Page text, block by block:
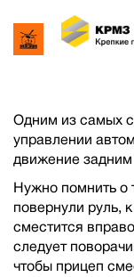
Одним из самых
управлении
движение
Нужно помнить о
повернули руль,
сместится
следует
чтобы прицеп